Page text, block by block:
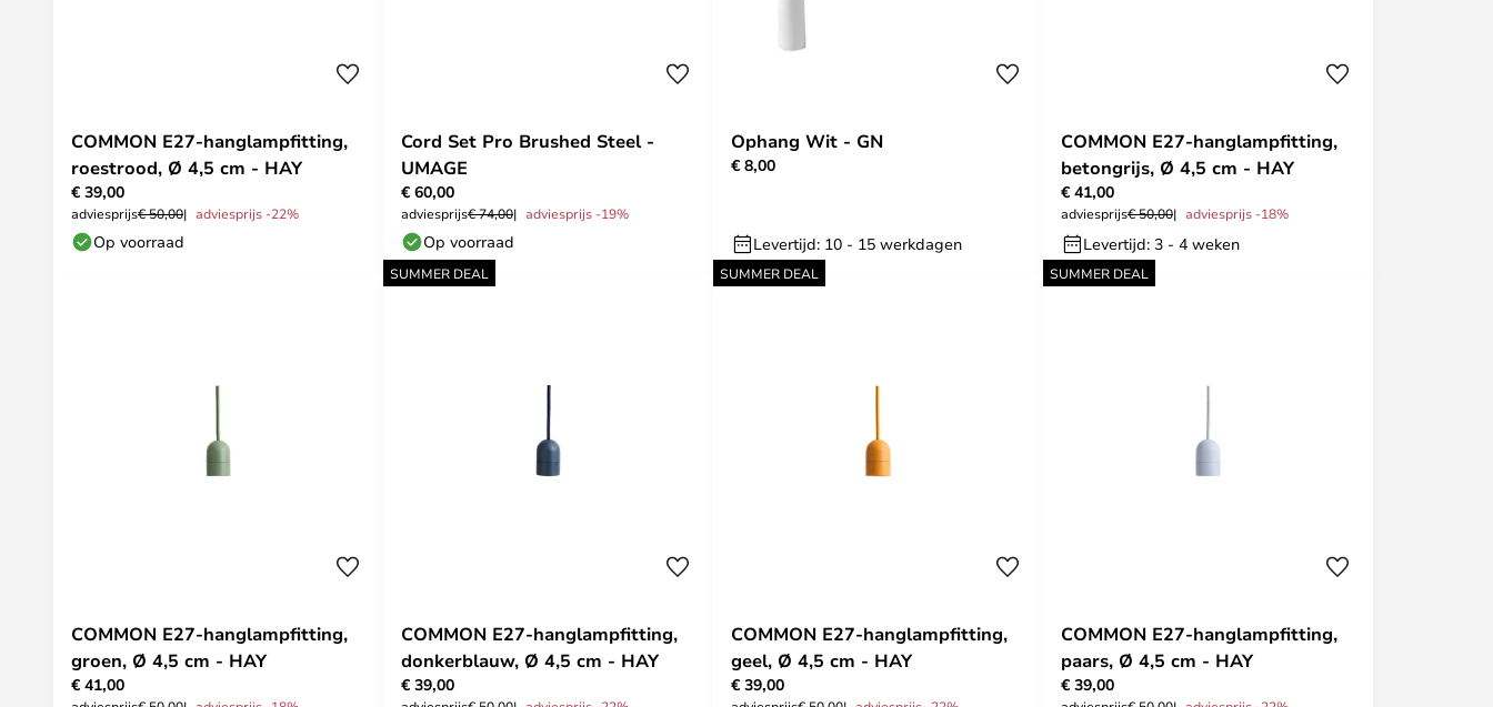
COMMON E27-hanglampfitting,
roestrood, Ø 4,5 cm - HAY
€ 39,00
adviesprijs€ 50,00 adviesprijs -22%
Op voorraad
Cord Set Pro Brushed Steel -
UMAGE
€ 60,00
adviesprijs€ 74,00 adviesprijs -19%
Op voorraad
Ophang Wit - GN
€ 8,00
Levertijd: 10 - 15 werkdagen
COMMON E27-hanglampfitting,
betongrijs, Ø 4,5 cm - HAY
€ 41,00
adviesprijs€ 50,00 adviesprijs -18%
Levertijd: 3 - 4 weken
COMMON E27-hanglampfitting,
groen, Ø 4,5 cm - HAY
€ 41,00
SUMMER DEAL
COMMON E27-hanglampfitting,
donkerblauw, Ø 4,5 cm - HAY
€ 39,00
SUMMER DEAL
COMMON E27-hanglampfitting,
geel, Ø 4,5 cm - HAY
€ 39,00
SUMMER DEAL
COMMON E27-hanglampfitting,
paars, Ø 4,5 cm - HAY
€ 39,00